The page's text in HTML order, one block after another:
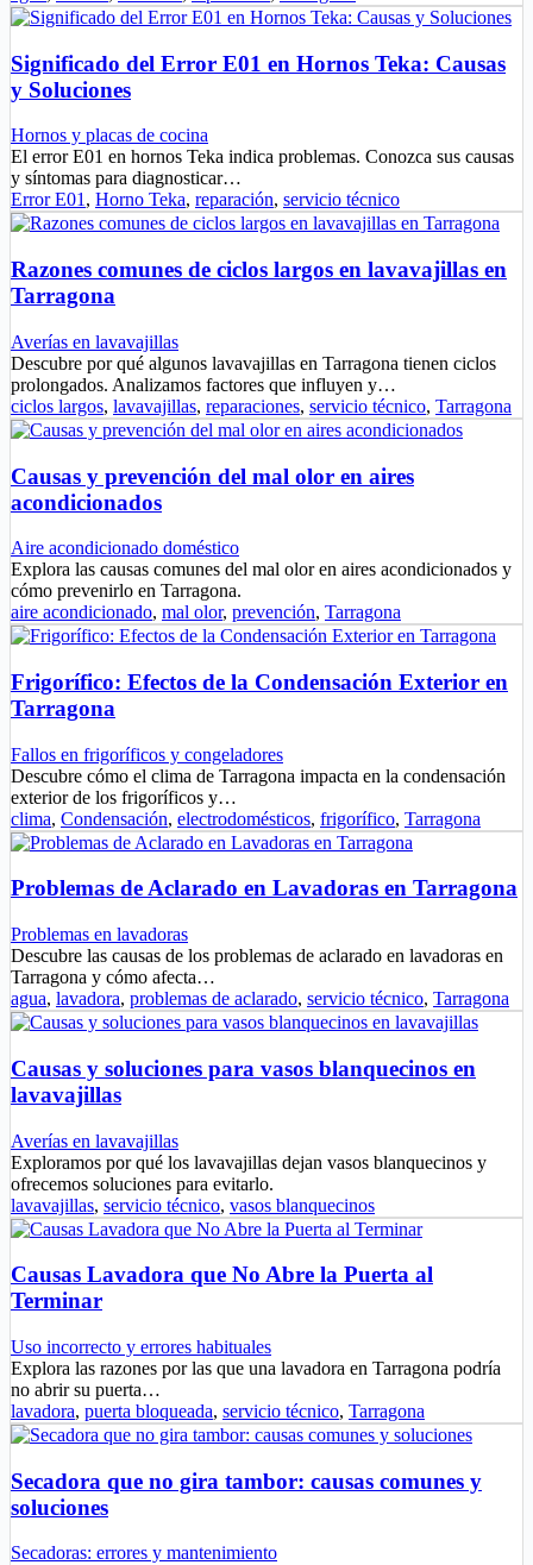
Significado del Error E01 en Hornos Teka: Causas
y Soluciones
Hornos y placas de cocina
El error E01 en hornos Teka indica problemas. Conozca sus causas
y síntomas para diagnosticar…
Error E01 , Horno Teka, reparación, servicio técnico
Razones comunes de ciclos largos en lavavajillas en
Tarragona
Averías en lavavajillas
Descubre por qué algunos lavavajillas en Tarragona tienen ciclos
prolongados. Analizamos factores que influyen y…
ciclos largos, lavavajillas, reparaciones, servicio técnico, Tarragona
Causas y prevención del mal olor en aires
acondicionados
Aire acondicionado doméstico
Explora las causas comunes del mal olor en aires acondicionados y
cómo prevenirlo en Tarragona.
aire acondicionado, mal olor, prevención, Tarragona
Frigorífico: Efectos de la Condensación Exterior en
Tarragona
Fallos en frigoríficos y congeladores
Descubre cómo el clima de Tarragona impacta en la condensación
exterior de los frigoríficos y…
clima, Condensación, electrodomésticos, frigorífico, Tarragona
Problemas de Aclarado en Lavadoras en Tarragona
Problemas en lavadoras
Descubre las causas de los problemas de aclarado en lavadoras en
Tarragona y cómo afecta…
agua, lavadora, problemas de aclarado, servicio técnico, Tarragona
Causas y soluciones para vasos blanquecinos en
lavavajillas
Averías en lavavajillas
Exploramos por qué los lavavajillas dejan vasos blanquecinos y
ofrecemos soluciones para evitarlo.
lavavajillas, servicio técnico, vasos blanquecinos
Causas Lavadora que No Abre la Puerta al
Terminar
Uso incorrecto y errores habituales
Explora las razones por las que una lavadora en Tarragona podría
no abrir su puerta…
lavadora, puerta bloqueada, servicio técnico, Tarragona
Secadora que no gira tambor: causas comunes y
soluciones
Secadoras: errores y mantenimiento